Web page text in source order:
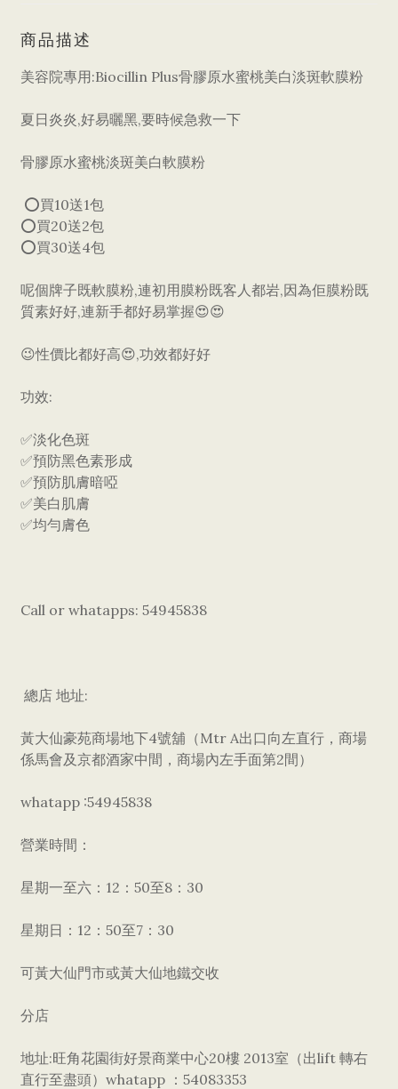
商品描述
美容院專用:Biocillin Plus骨膠原水蜜桃美白淡斑軟膜粉
夏日炎炎,好易曬黑,要時候急救一下
骨膠原水蜜桃淡斑美白軟膜粉
⭕買10送1包
⭕買20送2包
⭕買30送4包
呢個牌子既軟膜粉,連初用膜粉既客人都岩,因為佢膜粉既
質素好好,連新手都好易掌握😍😍
😉性價比都好高😍,功效都好好
功效:
✅淡化色斑
✅預防黑色素形成
✅預防肌膚暗啞
✅美白肌膚
✅均勻膚色
Call or whatapps: 54945838
總店 地址:
黃大仙豪苑商場地下4號舖（Mtr A出口向左直行，商場
係馬會及京都酒家中間，商場內左手面第2間）
whatapp :54945838
營業時間：
星期一至六：12：50至8：30
星期日：12：50至7：30
可黃大仙門市或黃大仙地鐵交收
分店
地址:旺角花園街好景商業中心20樓 2013室（出lift 轉右
直行至盡頭）whatapp ：54083353